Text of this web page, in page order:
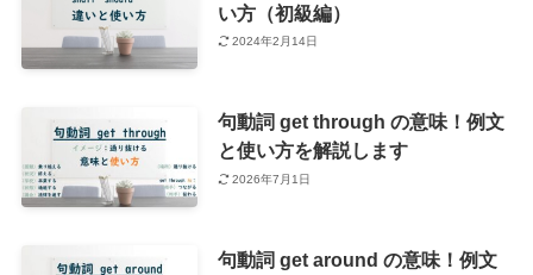
い方（初級編）
2024年2月14日
句動詞 get through の意味！例文
と使い方を解説します
2026年7月1日
句動詞 get around の意味！例文